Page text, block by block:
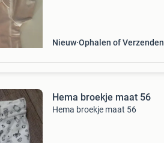
Nieuw Ophalen of Verzenden
Hema broekje maat 56
Hema broekje maat 56